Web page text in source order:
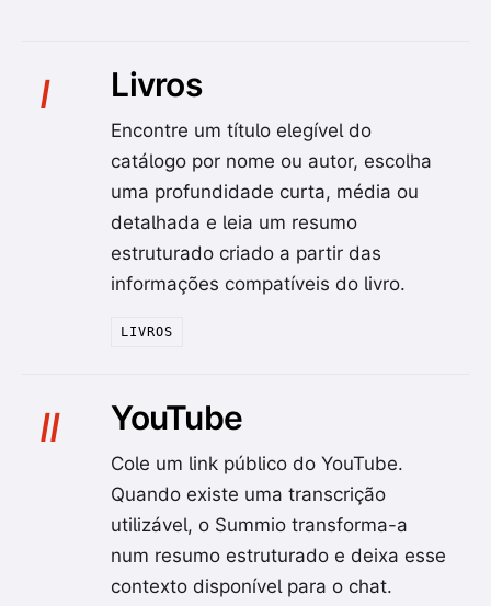
I Livros
Encontre um título elegível do
catálogo por nome ou autor, escolha
uma profundidade curta, média ou
detalhada e leia um resumo
estruturado criado a partir das
informações compatíveis do livro.
LIVROS
II YouTube
Cole um link público do YouTube.
Quando existe uma transcrição
utilizável, o Summio transforma-a
num resumo estruturado e deixa esse
contexto disponível para o chat.